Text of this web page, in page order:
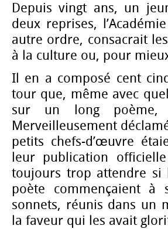
Depuis vingt ans, un
deux reprises,
autre ordre, consacrait
à la culture ou, pour
Il en a composé cent
tour que, même avec
sur un long poème,
Merveilleusement
petits chefs-d’œuvre
leur publication
toujours trop attendre si
poète commençaient
sonnets, réunis dans un
la faveur qui les avait